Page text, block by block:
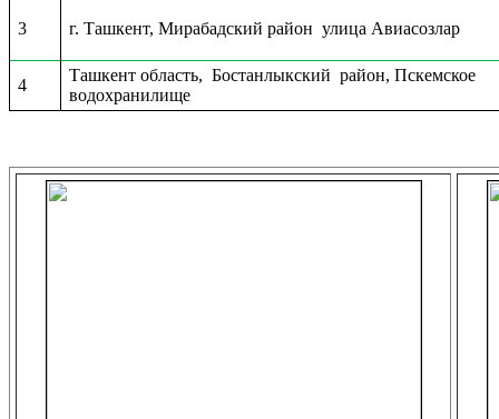
3 г. Ташкент, Мирабадский район улица Авиасозлар
4
Ташкент область, Бостанлыкский район, Пскемское
водохранилище